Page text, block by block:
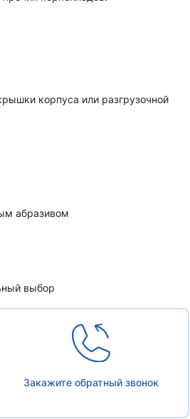
корпуса или разгрузочной
абразивом
выбор
Закажите обратный звонок